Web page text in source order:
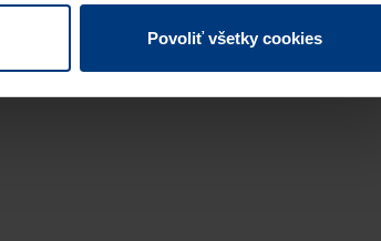
Povoliť všetky cookies